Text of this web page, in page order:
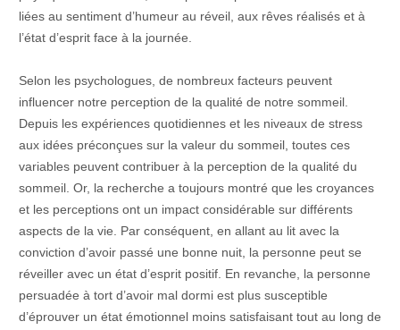
liées au sentiment d’humeur au réveil, aux rêves réalisés et à
l’état d’esprit face à la journée.
Selon les psychologues, de nombreux facteurs peuvent
influencer notre perception de la qualité de notre sommeil.
Depuis les expériences quotidiennes et les niveaux de stress
aux idées préconçues sur la valeur du sommeil, toutes ces
variables peuvent contribuer à la perception de la qualité du
sommeil. Or, la recherche a toujours montré que les croyances
et les perceptions ont un impact considérable sur différents
aspects de la vie. Par conséquent, en allant au lit avec la
conviction d’avoir passé une bonne nuit, la personne peut se
réveiller avec un état d’esprit positif. En revanche, la personne
persuadée à tort d’avoir mal dormi est plus susceptible
d’éprouver un état émotionnel moins satisfaisant tout au long de